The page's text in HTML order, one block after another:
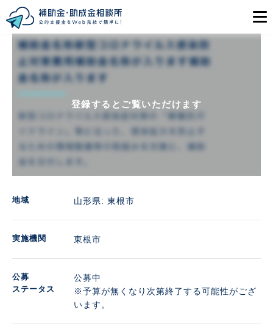
目的から探す
登録するとご覧いただけます
地域 山形県: 東根市
実施機関 東根市
公募
ステータス
公募中
※予算が無くなり次第終了する可能性がござ
います。